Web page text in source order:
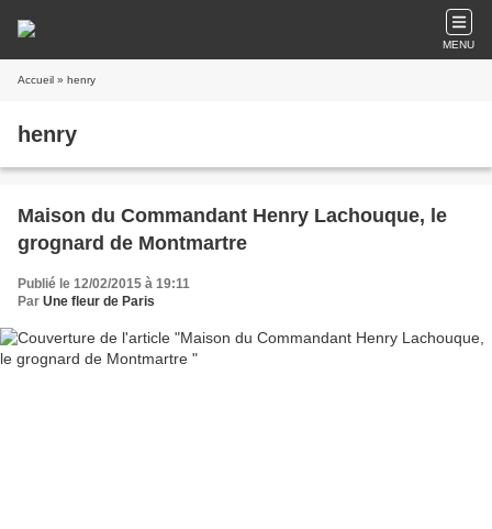
MENU
Accueil » henry
henry
Maison du Commandant Henry Lachouque, le
grognard de Montmartre
Publié le 12/02/2015 à 19:11
Par Une fleur de Paris